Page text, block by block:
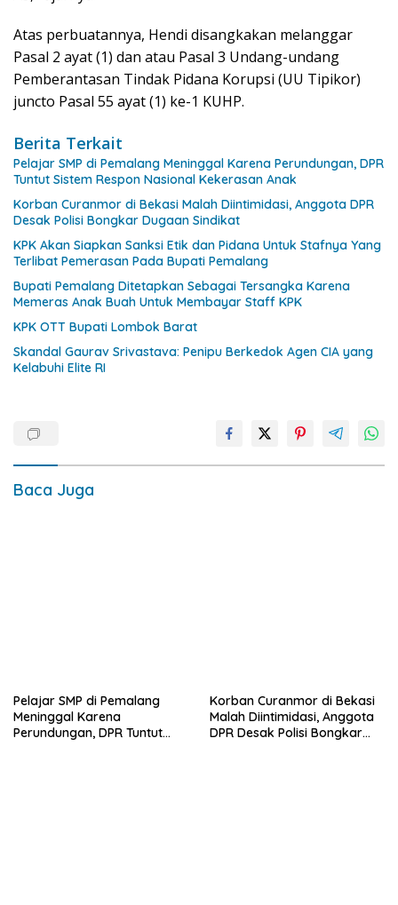
Atas perbuatannya, Hendi disangkakan melanggar
Pasal 2 ayat (1) dan atau Pasal 3 Undang-undang
Pemberantasan Tindak Pidana Korupsi (UU Tipikor)
juncto Pasal 55 ayat (1) ke-1 KUHP.
Berita Terkait
Pelajar SMP di Pemalang Meninggal Karena Perundungan, DPR
Tuntut Sistem Respon Nasional Kekerasan Anak
Korban Curanmor di Bekasi Malah Diintimidasi, Anggota DPR
Desak Polisi Bongkar Dugaan Sindikat
KPK Akan Siapkan Sanksi Etik dan Pidana Untuk Stafnya Yang
Terlibat Pemerasan Pada Bupati Pemalang
Bupati Pemalang Ditetapkan Sebagai Tersangka Karena
Memeras Anak Buah Untuk Membayar Staff KPK
KPK OTT Bupati Lombok Barat
Skandal Gaurav Srivastava: Penipu Berkedok Agen CIA yang
Kelabuhi Elite RI
Baca Juga
Pelajar SMP di Pemalang
Meninggal Karena
Perundungan, DPR Tuntut
Korban Curanmor di Bekasi
Malah Diintimidasi, Anggota
DPR Desak Polisi Bongkar